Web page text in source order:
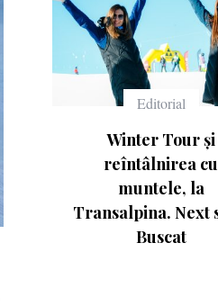
Editorial
Winter Tour și
reîntâlnirea cu
muntele, la
Transalpina. Next stop:
Buscat